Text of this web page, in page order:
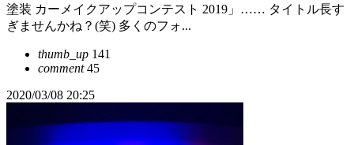
塗装 カーメイクアップコンテスト 2019」…… タイトル長す
ぎませんかね？(笑) 多くのフォ...
thumb_up 141
comment45
2020/03/08 20:25